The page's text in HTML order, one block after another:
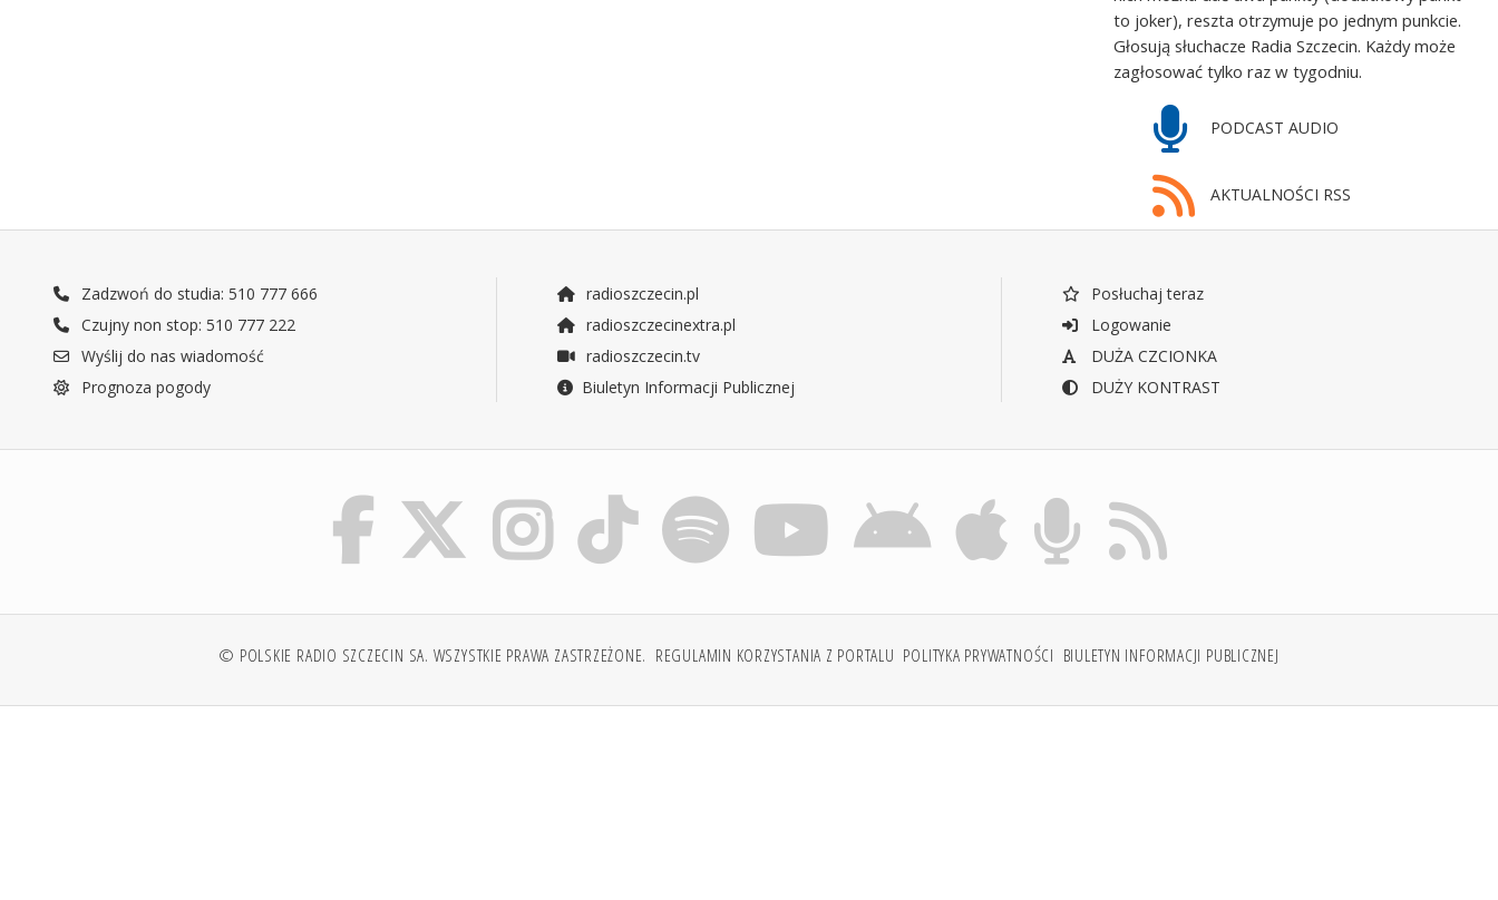
to joker), reszta otrzymuje po jednym punkcie.
Głosują słuchacze Radia Szczecin. Każdy może
zagłosować tylko raz w tygodniu.
PODCAST AUDIO
AKTUALNOŚCI RSS
Zadzwoń do studia: 510 777 666
Czujny non stop: 510 777 222
Wyślij do nas wiadomość
Prognoza pogody
radioszczecin.pl
radioszczecinextra.pl
radioszczecin.tv
Biuletyn Informacji Publicznej
Posłuchaj teraz
Logowanie
DUŻA CZCIONKA
DUŻY KONTRAST
© POLSKIE RADIO SZCZECIN SA. WSZYSTKIE PRAWA ZASTRZEŻONE. REGULAMIN KORZYSTANIA Z PORTALU POLITYKA PRYWATNOŚCI BIULETYN INFORMACJI PUBLICZNEJ